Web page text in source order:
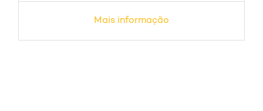
Mais informação